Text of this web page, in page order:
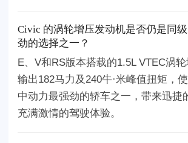
Civic 的涡轮增压发动机是否仍是同
劲的选择之一？
E、V和RS版本搭载的1.5L VTEC涡
输出182马力及240牛·米峰值扭矩，
中动力最强劲的轿车之一，带来迅捷
充满激情的驾驶体验。